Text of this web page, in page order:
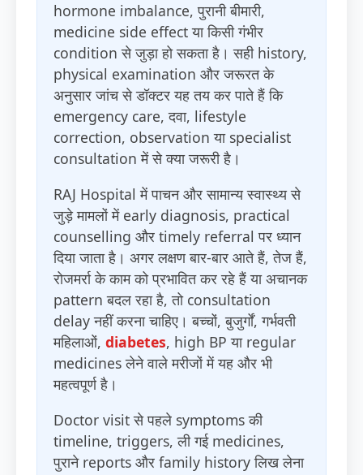
hormone imbalance, पुरानी बीमारी,
medicine side effect या किसी गंभीर
condition से जुड़ा हो सकता है। सही history,
physical examination और जरूरत के
अनुसार जांच से डॉक्टर यह तय कर पाते हैं कि
emergency care, दवा, lifestyle
correction, observation या specialist
consultation में से क्या जरूरी है।
RAJ Hospital में पाचन और सामान्य स्वास्थ्य से
जुड़े मामलों में early diagnosis, practical
counselling और timely referral पर ध्यान
दिया जाता है। अगर लक्षण बार-बार आते हैं, तेज हैं,
रोजमर्रा के काम को प्रभावित कर रहे हैं या अचानक
pattern बदल रहा है, तो consultation
delay नहीं करना चाहिए। बच्चों, बुजुर्गों, गर्भवती
महिलाओं, diabetes, high BP या regular
medicines लेने वाले मरीजों में यह और भी
महत्वपूर्ण है।
Doctor visit से पहले symptoms की
timeline, triggers, ली गई medicines,
पुराने reports और family history लिख लेना